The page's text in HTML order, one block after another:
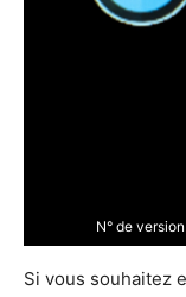
N° de version
Si vous souhaitez